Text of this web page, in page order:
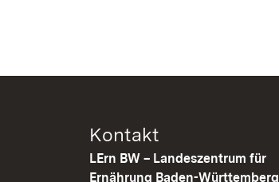
Kontakt
LErn BW – Landeszentrum für
Ernährung Baden-Württemberg